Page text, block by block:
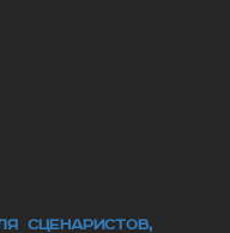
СЦЕНАРИСТОВ,